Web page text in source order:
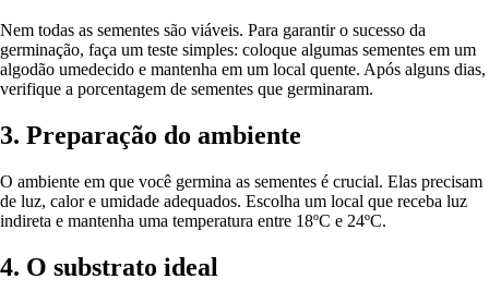
Nem todas as sementes são viáveis. Para garantir o sucesso da
germinação, faça um teste simples: coloque algumas sementes em um
algodão umedecido e mantenha em um local quente. Após alguns dias,
verifique a porcentagem de sementes que germinaram.
3. Preparação do ambiente
O ambiente em que você germina as sementes é crucial. Elas precisam
de luz, calor e umidade adequados. Escolha um local que receba luz
indireta e mantenha uma temperatura entre 18ºC e 24ºC.
4. O substrato ideal